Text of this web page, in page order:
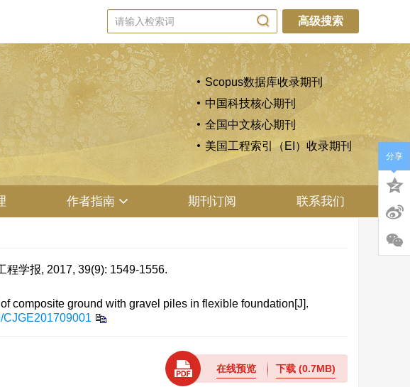
高级搜索
Scopus数据库收录期刊
中国科技核心期刊
全国中文核心期刊
美国工程索引（EI）收录期刊
作者指南 期刊订阅 联系我们
程学报, 2017, 39(9): 1549-1556.
composite ground with gravel piles in flexible foundation[J].
CJGE201709001
在线预览 下载(0.7MB)
分享